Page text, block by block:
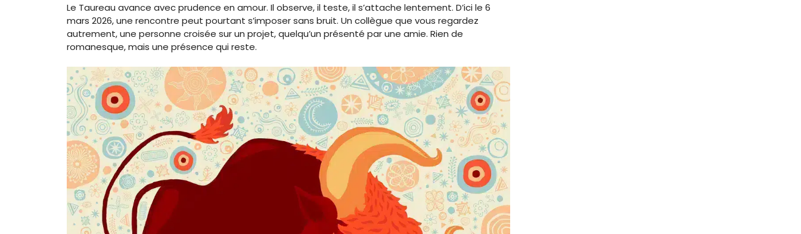
Le Taureau avance avec prudence en amour. Il observe, il teste, il s’attache lentement. D’ici le 6
mars 2026, une rencontre peut pourtant s’imposer sans bruit. Un collègue que vous regardez
autrement, une personne croisée sur un projet, quelqu’un présenté par une amie. Rien de
romanesque, mais une présence qui reste.